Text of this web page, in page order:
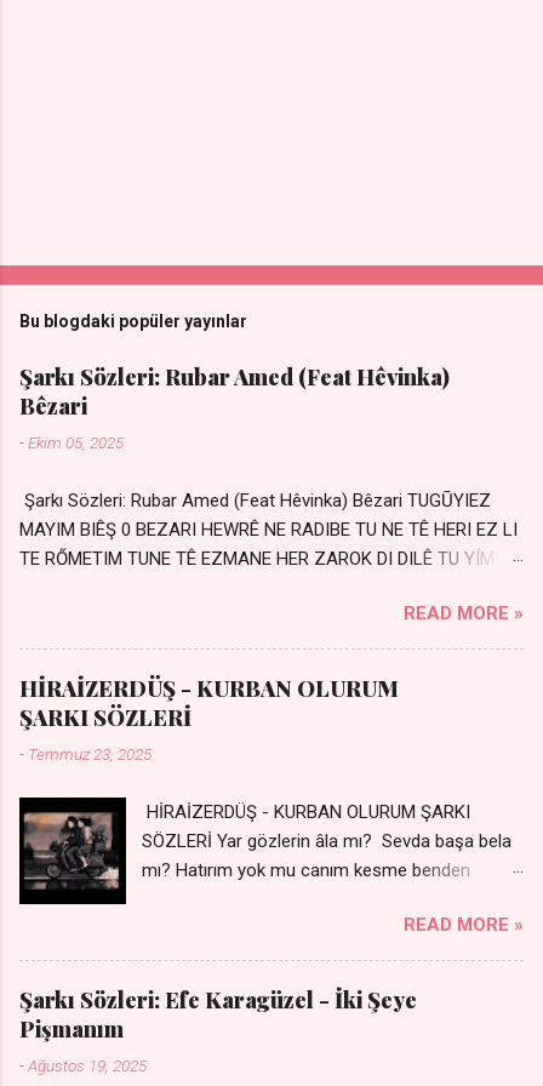
Bu blogdaki popüler yayınlar
Şarkı Sözleri: Rubar Amed (Feat Hêvinka)
Bêzari
-Ekim 05, 2025
Şarkı Sözleri: Rubar Amed (Feat Hêvinka) Bêzari TUGŪYIEZ
MAYIM BIÊŞ 0 BEZARI HEWRÊ NE RADIBE TU NE TÊ HERI EZ LI
TE RŐMETIM TUNE TÊ EZMANE HER ZAROK DI DILÊ TU YÍMIN
Silinmis yarıda. Hasretin yel gibi Eser yar içimden Bir kıza sevdalı
Yaralı adamım. Sensizlik bir hançer Geceler susmuyor Yaralı
kalbimde Bir sızı durmuyor Tu yi bihare min Ez ji payizim Li
dile şevên min Teng e nefes im Adını sayıklar Uykusuz
geceler Sensiz her sabahım Sessiz ve kederli
READ MORE »
HİRAİZERDÜŞ - KURBAN OLURUM
ŞARKI SÖZLERİ
- Temmuz 23, 2025
HİRAİZERDÜŞ - KURBAN OLURUM ŞARKI
SÖZLERİ Yar gözlerin âla mı? Sevda başa bela
mı? Hatırım yok mu canım kesme benden
dünyayı durdururum Ben sana yoldaş olurum
kurban olurum.. - Sen gülümse bi yol bulurum
Yaslanırsan dağ olurum Ben sana sevda olurum
kurban olurum Can canım cananım Yar gözlerin
almış Sen de bana varman mı? - Sen üzülme bi
READ MORE »
Şarkı Sözleri: Efe Karagüzel - İki Şeye
Pişmanım
-Ağustos 19, 2025